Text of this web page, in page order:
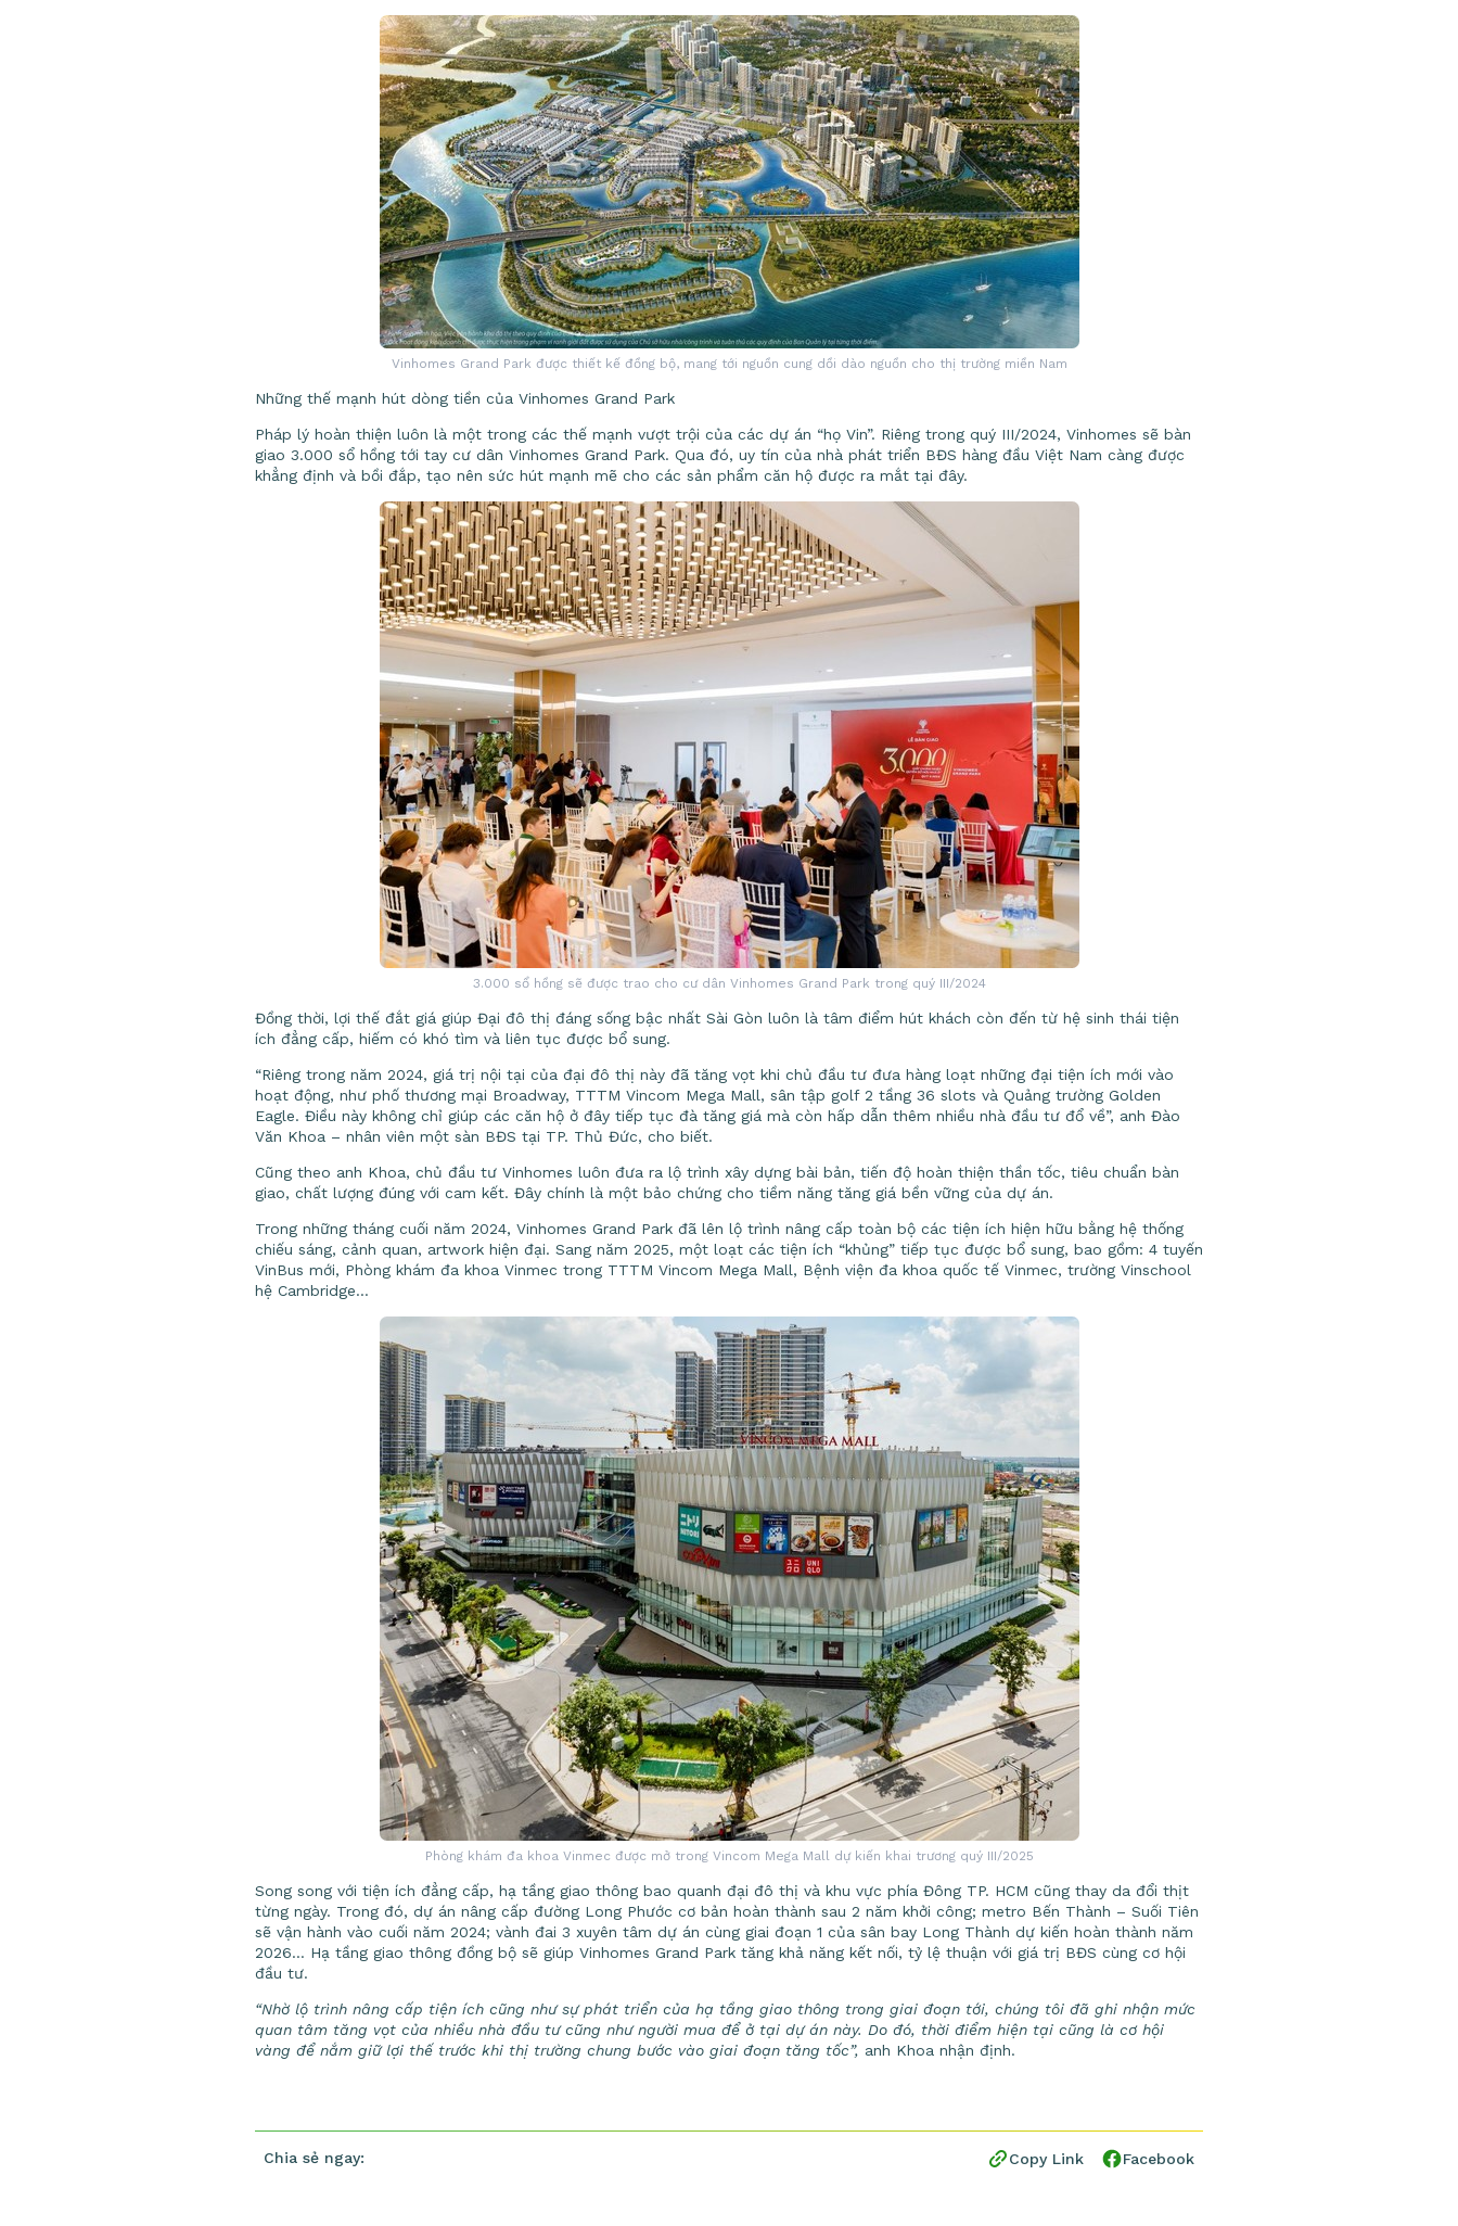
Vinhomes Grand Park được thiết kế đồng bộ, mang tới nguồn cung dồi dào nguồn cho thị trường miền Nam
Những thế mạnh hút dòng tiền của Vinhomes Grand Park
Pháp lý hoàn thiện luôn là một trong các thế mạnh vượt trội của các dự án “họ Vin”. Riêng trong quý III/2024, Vinhomes sẽ bàn
giao 3.000 sổ hồng tới tay cư dân Vinhomes Grand Park. Qua đó, uy tín của nhà phát triển BĐS hàng đầu Việt Nam càng được
khẳng định và bồi đắp, tạo nên sức hút mạnh mẽ cho các sản phẩm căn hộ được ra mắt tại đây.
3.000 sổ hồng sẽ được trao cho cư dân Vinhomes Grand Park trong quý III/2024
Đồng thời, lợi thế đắt giá giúp Đại đô thị đáng sống bậc nhất Sài Gòn luôn là tâm điểm hút khách còn đến từ hệ sinh thái tiện
ích đẳng cấp, hiếm có khó tìm và liên tục được bổ sung.
“Riêng trong năm 2024, giá trị nội tại của đại đô thị này đã tăng vọt khi chủ đầu tư đưa hàng loạt những đại tiện ích mới vào
hoạt động, như phố thương mại Broadway, TTTM Vincom Mega Mall, sân tập golf 2 tầng 36 slots và Quảng trường Golden
Eagle. Điều này không chỉ giúp các căn hộ ở đây tiếp tục đà tăng giá mà còn hấp dẫn thêm nhiều nhà đầu tư đổ về”, anh Đào
Văn Khoa – nhân viên một sàn BĐS tại TP. Thủ Đức, cho biết.
Cũng theo anh Khoa, chủ đầu tư Vinhomes luôn đưa ra lộ trình xây dựng bài bản, tiến độ hoàn thiện thần tốc, tiêu chuẩn bàn
giao, chất lượng đúng với cam kết. Đây chính là một bảo chứng cho tiềm năng tăng giá bền vững của dự án.
Trong những tháng cuối năm 2024, Vinhomes Grand Park đã lên lộ trình nâng cấp toàn bộ các tiện ích hiện hữu bằng hệ thống
chiếu sáng, cảnh quan, artwork hiện đại. Sang năm 2025, một loạt các tiện ích “khủng” tiếp tục được bổ sung, bao gồm: 4 tuyến
VinBus mới, Phòng khám đa khoa Vinmec trong TTTM Vincom Mega Mall, Bệnh viện đa khoa quốc tế Vinmec, trường Vinschool
hệ Cambridge…
Phòng khám đa khoa Vinmec được mở trong Vincom Mega Mall dự kiến khai trương quý III/2025
Song song với tiện ích đẳng cấp, hạ tầng giao thông bao quanh đại đô thị và khu vực phía Đông TP. HCM cũng thay da đổi thịt
từng ngày. Trong đó, dự án nâng cấp đường Long Phước cơ bản hoàn thành sau 2 năm khởi công; metro Bến Thành – Suối Tiên
sẽ vận hành vào cuối năm 2024; vành đai 3 xuyên tâm dự án cùng giai đoạn 1 của sân bay Long Thành dự kiến hoàn thành năm
2026… Hạ tầng giao thông đồng bộ sẽ giúp Vinhomes Grand Park tăng khả năng kết nối, tỷ lệ thuận với giá trị BĐS cùng cơ hội
đầu tư.
“Nhờ lộ trình nâng cấp tiện ích cũng như sự phát triển của hạ tầng giao thông trong giai đoạn tới, chúng tôi đã ghi nhận mức
quan tâm tăng vọt của nhiều nhà đầu tư cũng như người mua để ở tại dự án này. Do đó, thời điểm hiện tại cũng là cơ hội
vàng để nắm giữ lợi thế trước khi thị trường chung bước vào giai đoạn tăng tốc”, anh Khoa nhận định.
Chia sẻ ngay: Copy Link Facebook